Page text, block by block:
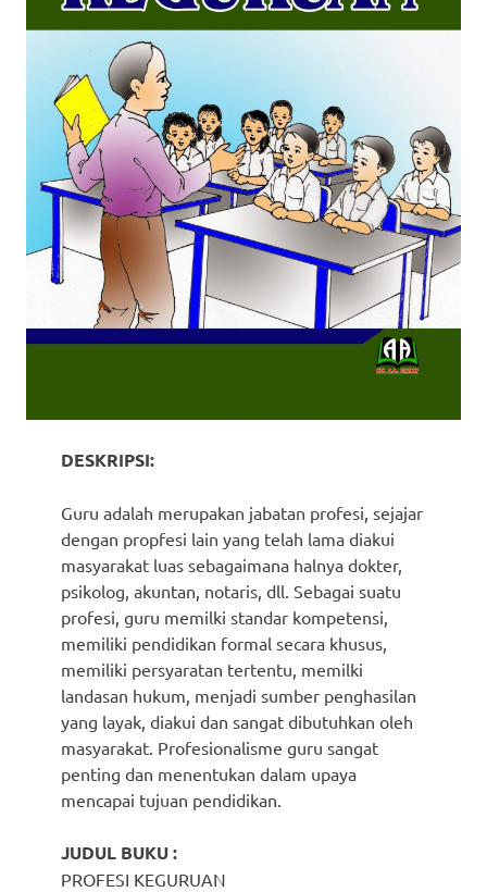
DESKRIPSI:
Guru adalah merupakan jabatan profesi, sejajar
dengan propfesi lain yang telah lama diakui
masyarakat luas sebagaimana halnya dokter,
psikolog, akuntan, notaris, dll. Sebagai suatu
profesi, guru memilki standar kompetensi,
memiliki pendidikan formal secara khusus,
memiliki persyaratan tertentu, memilki
landasan hukum, menjadi sumber penghasilan
yang layak, diakui dan sangat dibutuhkan oleh
masyarakat. Profesionalisme guru sangat
penting dan menentukan dalam upaya
mencapai tujuan pendidikan.
JUDUL BUKU :
PROFESI KEGURUAN